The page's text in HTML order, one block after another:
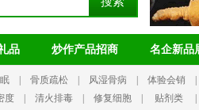
品 炒作产品招商 名企新品
骨质疏松 风湿骨病 体验会销
度 清火排毒 修复细胞 贴剂类